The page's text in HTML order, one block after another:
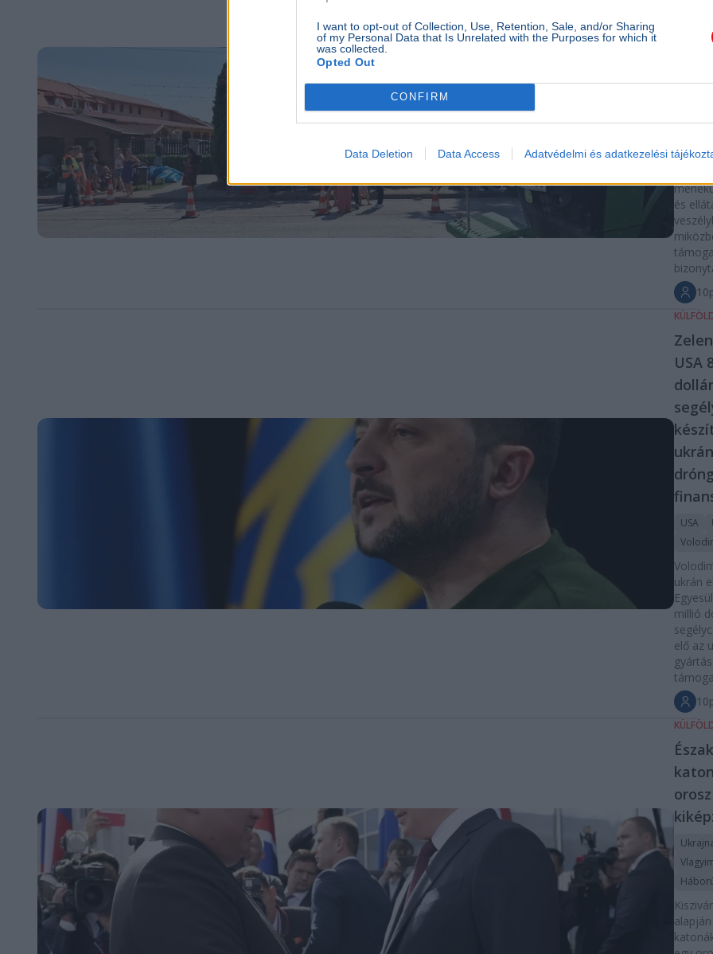
I want to opt-out of Collection, Use, Retention, Sale, and/or Sharing
of my Personal Data that Is Unrelated with the Purposes for which it
was collected.
Opted Out
CONFIRM
Data Deletion Data Access Adatvédelmi és adatkezelési
A
és
USA
ukrán
USA
ukrán
millió
elő az
orosz